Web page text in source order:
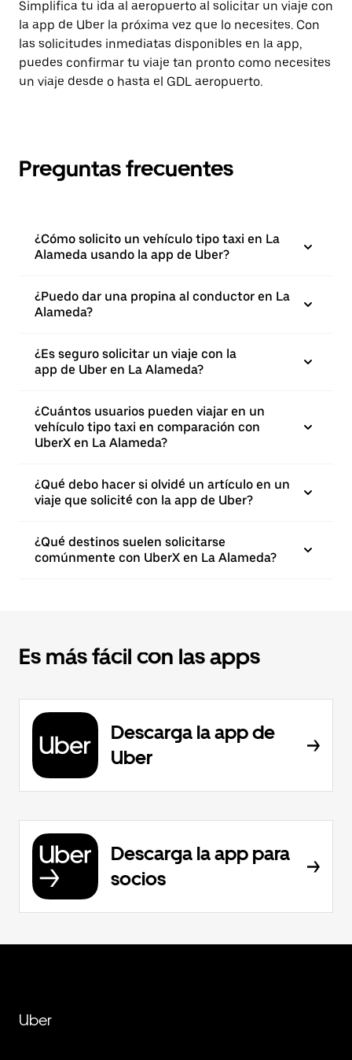
Simplifica tu ida al aeropuerto al solicitar un viaje con
la app de Uber la próxima vez que lo necesites. Con
las solicitudes inmediatas disponibles en la app,
puedes confirmar tu viaje tan pronto como necesites
un viaje desde o hasta el GDL aeropuerto.
Preguntas frecuentes
¿Cómo solicito un vehículo tipo taxi en La
Alameda usando la app de Uber?
¿Puedo dar una propina al conductor en La
Alameda?
¿Es seguro solicitar un viaje con la
app de Uber en La Alameda?
¿Cuántos usuarios pueden viajar en un
vehículo tipo taxi en comparación con
UberX en La Alameda?
¿Qué debo hacer si olvidé un artículo en un
viaje que solicité con la app de Uber?
¿Qué destinos suelen solicitarse
comúnmente con UberX en La Alameda?
Es más fácil con las apps
Descarga la app de
Uber
Descarga la app para
socios
Uber